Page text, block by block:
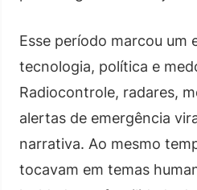
Esse período marcou um
tecnologia, política e
Radiocontrole, radares,
alertas de emergência
narrativa. Ao mesmo
tocavam em temas